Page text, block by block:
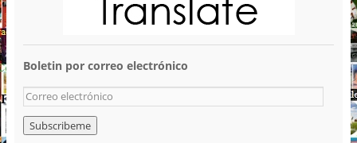
Boletin por correo electrónico